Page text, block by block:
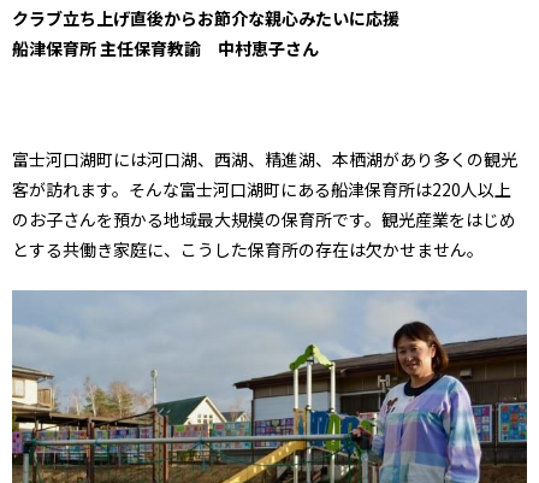
クラブ立ち上げ直後からお節介な親心みたいに応援
船津保育所 主任保育教諭 中村恵子さん
富士河口湖町には河口湖、西湖、精進湖、本栖湖があり多くの観光
客が訪れます。そんな富士河口湖町にある船津保育所は220人以上
のお子さんを預かる地域最大規模の保育所です。観光産業をはじめ
とする共働き家庭に、こうした保育所の存在は欠かせません。